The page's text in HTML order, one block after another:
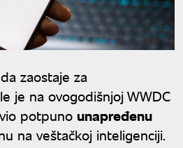
zaostaje za
je na ovogodišnjoj WWDC
potpuno unapređenu
na veštačkoj inteligenciji.